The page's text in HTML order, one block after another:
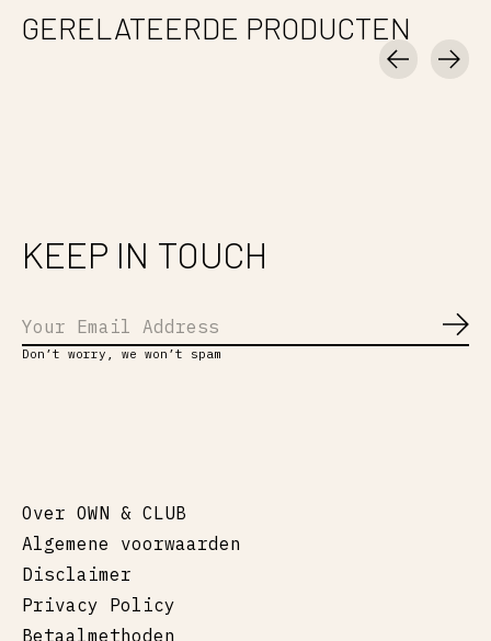
GERELATEERDE PRODUCTEN
KEEP IN TOUCH
Don’t worry, we won’t spam
Over OWN & CLUB
Algemene voorwaarden
Disclaimer
Privacy Policy
Betaalmethoden